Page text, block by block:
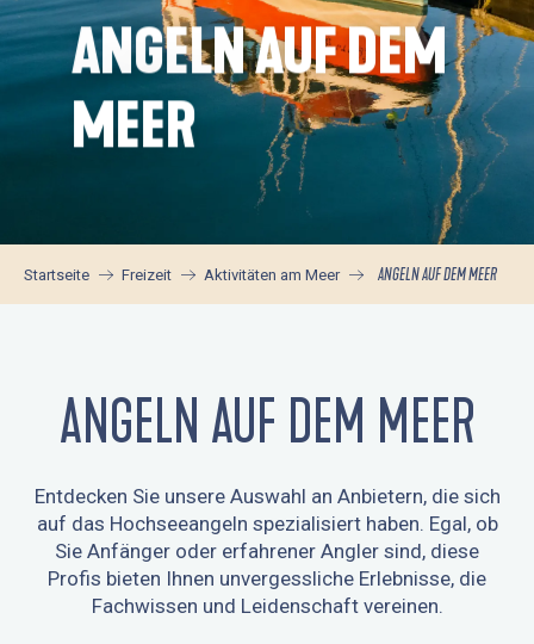
ANGELN AUF DEM
MEER
Startseite Freizeit Aktivitäten am Meer ANGELN AUF DEM MEER
ANGELN AUF DEM MEER
Entdecken Sie unsere Auswahl an Anbietern, die sich
auf das Hochseeangeln spezialisiert haben. Egal, ob
Sie Anfänger oder erfahrener Angler sind, diese
Profis bieten Ihnen unvergessliche Erlebnisse, die
Fachwissen und Leidenschaft vereinen.
LE SANTA-MARIA - PÊCHE EN MER
ALLONS PÊCHER
COMPAGNIE MARITIME ESCAL'OUEST -
LORIENT BRETAGNE SUD